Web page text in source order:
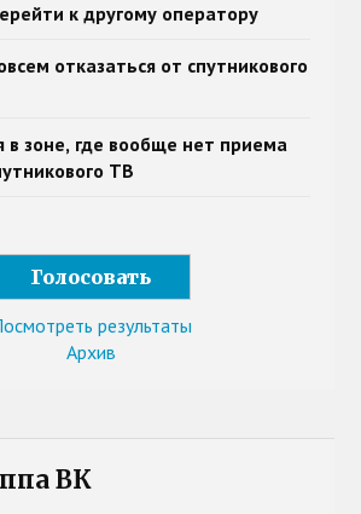
к другому оператору
отказаться от спутникового
в зоне, где вообще нет приема
ТВ
результаты
Архив
ВК